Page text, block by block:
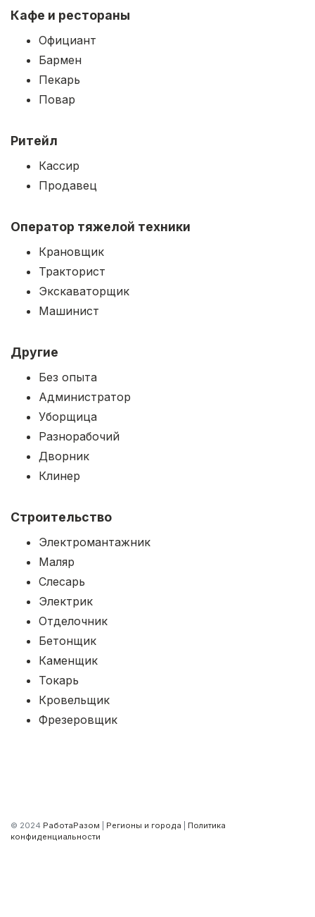
Кафе и рестораны
Официант
Бармен
Пекарь
Повар
Ритейл
Кассир
Продавец
Оператор тяжелой техники
Крановщик
Тракторист
Экскаваторщик
Машинист
Другие
Без опыта
Администратор
Уборщица
Разнорабочий
Дворник
Клинер
Строительство
Электромантажник
Маляр
Слесарь
Электрик
Отделочник
Бетонщик
Каменщик
Токарь
Кровельщик
Фрезеровщик
© 2024 РаботаРазом Регионы и города
Политика
конфиденциальности